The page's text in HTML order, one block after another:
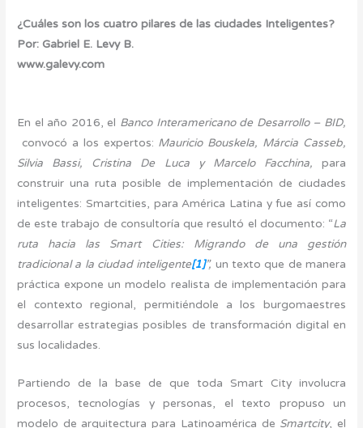
¿Cuáles son los cuatro pilares de las ciudades Inteligentes?
Por: Gabriel E. Levy B.
www.galevy.com
En el año 2016, el Banco Interamericano de Desarrollo – BID,
convocó a los expertos: Mauricio Bouskela, Márcia Casseb,
Silvia Bassi, Cristina De Luca y Marcelo Facchina, para
construir una ruta posible de implementación de ciudades
inteligentes: Smartcities, para América Latina y fue así como
de este trabajo de consultoría que resultó el documento: “La
ruta hacia las Smart Cities: Migrando de una gestión
tradicional a la ciudad inteligente[1]”, un texto que de manera
práctica expone un modelo realista de implementación para
el contexto regional, permitiéndole a los burgomaestres
desarrollar estrategias posibles de transformación digital en
sus localidades.
Partiendo de la base de que toda Smart City involucra
procesos, tecnologías y personas, el texto propuso un
modelo de arquitectura para Latinoamérica de Smartcity, el